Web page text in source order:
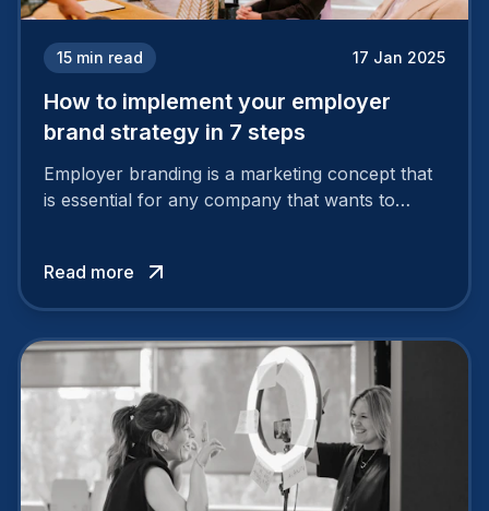
15 min read 17 Jan 2025
How to implement your employer
brand strategy in 7 steps
Employer branding is a marketing concept that
is essential for any company that wants to
solid and positive employer brand are clear, you
cannot simply wave a magic wand for it to be
Read more